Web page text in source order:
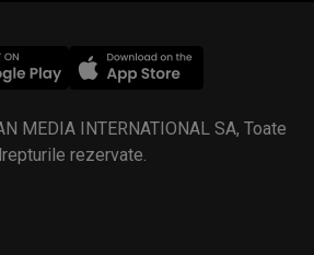
MEDIA INTERNATIONAL SA, Toate
rezervate.